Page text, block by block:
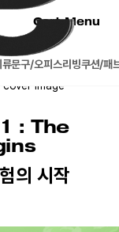
: The
의 시작
CartMenu
류문구/오피스리빙쿠션/패